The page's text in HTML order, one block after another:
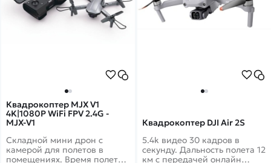
Квадрокоптер MJX V1
4K|1080P WiFi FPV 2.4G -
MJX-V1
Складной мини дрон с
камерой для полетов в
помещениях. Время полета
Квадрокоптер DJI Air 2S
5.4k видео 30 кадров в
секунду. Дальность полета 12
км с передачей онлайн